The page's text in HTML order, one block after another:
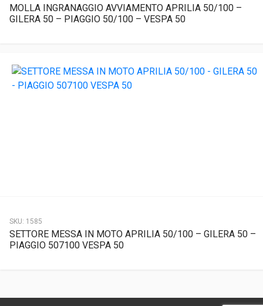
MOLLA INGRANAGGIO AVVIAMENTO APRILIA 50/100 –
GILERA 50 – PIAGGIO 50/100 – VESPA 50
SKU: 1585
SETTORE MESSA IN MOTO APRILIA 50/100 – GILERA 50 –
PIAGGIO 507100 VESPA 50